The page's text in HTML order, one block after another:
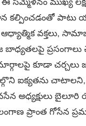
కల్పించడంతో పాటు
ఆధ్యాత్మిక వక్తలు,
బాధ్యతలపై
కూడా చర్చలు
ఐక్యతను చాటాలని,
బైలూరి
ప్రాంత గోసేన